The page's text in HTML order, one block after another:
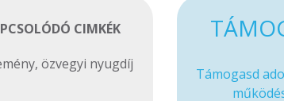
CIMKÉK
, özvegyi nyugdíj
Támogasd